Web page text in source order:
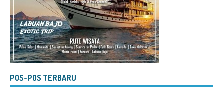
POS-POS TERBARU